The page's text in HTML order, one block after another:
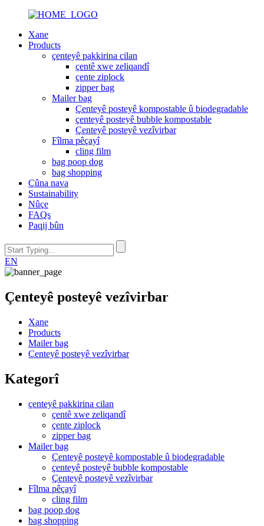
Xane
Products
çenteyê pakkirina cilan
çentê xwe zeliqandî
çente ziplock
zipper bag
Mailer bag
Çenteyê posteyê kompostable û biodegradable
çenteyê posteyê bubble kompostable
Çenteyê posteyê vezîvirbar
Fîlma pêçayî
cling film
bag poop dog
bag shopping
Çûna nava
Sustainability
Nûçe
FAQs
Paqij bûn
EN
Çenteyê posteyê vezîvirbar
Xane
Products
Mailer bag
Çenteyê posteyê vezîvirbar
Kategorî
çenteyê pakkirina cilan
çentê xwe zeliqandî
çente ziplock
zipper bag
Mailer bag
Çenteyê posteyê kompostable û biodegradable
çenteyê posteyê bubble kompostable
Çenteyê posteyê vezîvirbar
Fîlma pêçayî
cling film
bag poop dog
bag shopping